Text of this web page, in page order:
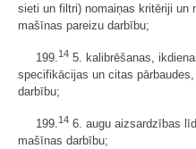
sieti un filtri) nomaiņas kritēriji un
mašīnas pareizu darbību;
199. 14 5. kalibrēšanas,
specifikācijas un citas
darbību;
199.14 6. augu aizsardzības
mašīnas darbību;